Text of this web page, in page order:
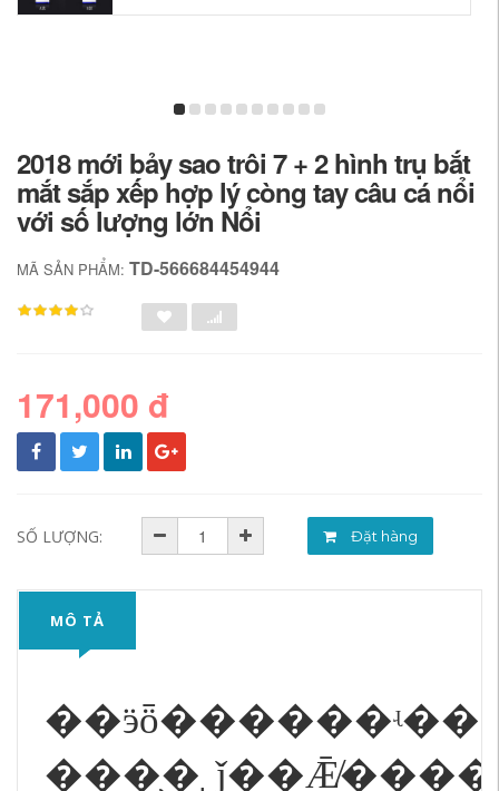
2018 mới bảy sao trôi 7 + 2 hình trụ bắt
mắt sắp xếp hợp lý còng tay câu cá nổi
với số lượng lớn Nổi
MÃ SẢN PHẨM: TD-566684454944
171,000 đ
SỐ LƯỢNG: Đặt hàng
MÔ TẢ